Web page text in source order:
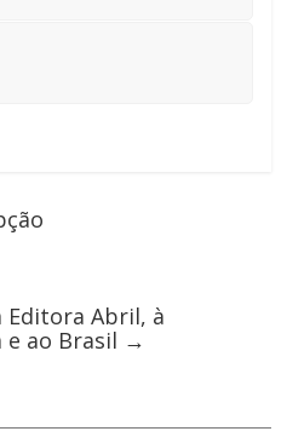
Editora Abril, à
ao Brasil →